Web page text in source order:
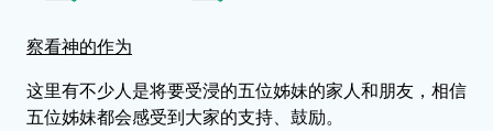
细说主恩
联络我们
察看神的作为
这里有不少人是将要受浸的五位姊妹的家人和朋友，相信
五位姊妹都会感受到大家的支持、鼓励。